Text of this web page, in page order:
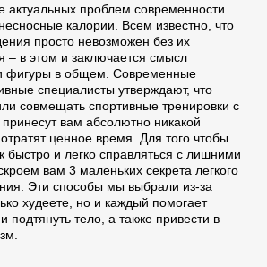
актуальных проблем современности
калории. Всем известно, что
просто невозможен без их
– в этом и заключается смысл
фигуры в общем. Современные
специалисты утверждают, что
совмещать спортивные тренировки с
вам абсолютно никакой
ценное время. Для того чтобы
быстро и легко справляться с лишними
вам 3 маленьких секрета легкого
Эти способы мы выбрали из-за
худеете, но и каждый помогает
подтянуть тело, а также привести в